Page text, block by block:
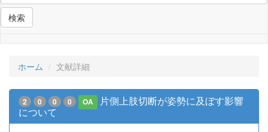
検索
ホーム 文献詳細
2 0 0 0 OA
片側上肢切断が姿勢に及ぼす影響
について